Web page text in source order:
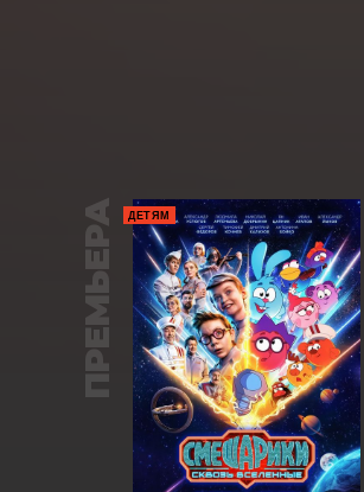
ПРЕМЬЕРА ДЕТЯМ